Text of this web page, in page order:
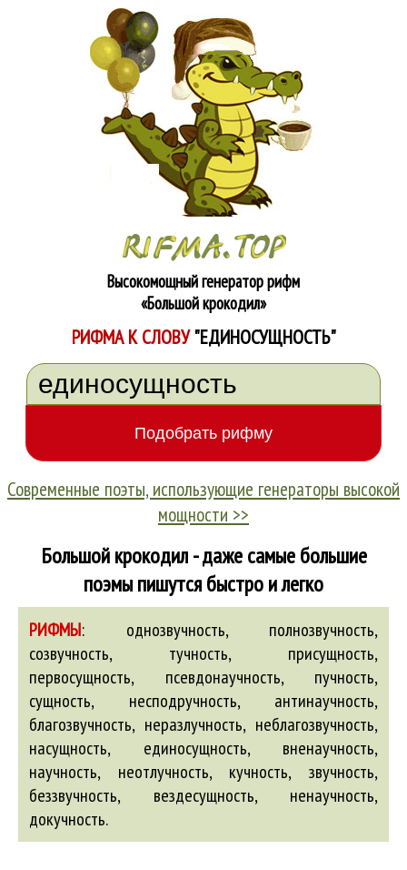
Высокомощный генератор рифм
«Большой крокодил»
РИФМА К СЛОВУ"ЕДИНОСУЩНОСТЬ"
Современные поэты, использующие генераторы высокой
мощности >>
Большой крокодил - даже самые большие
поэмы пишутся быстро и легко
РИФМЫ: однозвучность, полнозвучность,
созвучность, тучность, присущность,
первосущность, псевдонаучность, пучность,
сущность, несподручность, антинаучность,
благозвучность, неразлучность, неблагозвучность,
насущность, единосущность, вненаучность,
научность, неотлучность, кучность,звучность,
беззвучность, вездесущность, ненаучность,
докучность.